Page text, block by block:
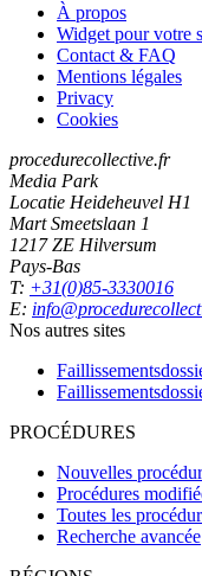
À propos
Widget pour votre
Contact & FAQ
Mentions légales
Privacy
Cookies
procedurecollective.fr
Media Park
Locatie Heideheuvel H1
Mart Smeetslaan 1
1217 ZE Hilversum
Pays-Bas
T: +31(0)85-3330016
E:
Nos autres sites
PROCÉDURES
Nouvelles
Procédures
Toutes les
Recherche avancée